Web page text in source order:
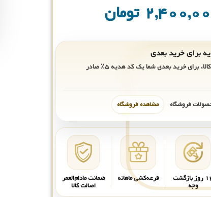
تومان
برای خرید بعدی شما یک کد هدیه۵٪ صادر
فروشگاه مشاهده فروشگاه
۱۴ روز بازگشت
وجه
قرعه‌کشی ماهانه ضمانت مادام‌العمر
اصالت کالا